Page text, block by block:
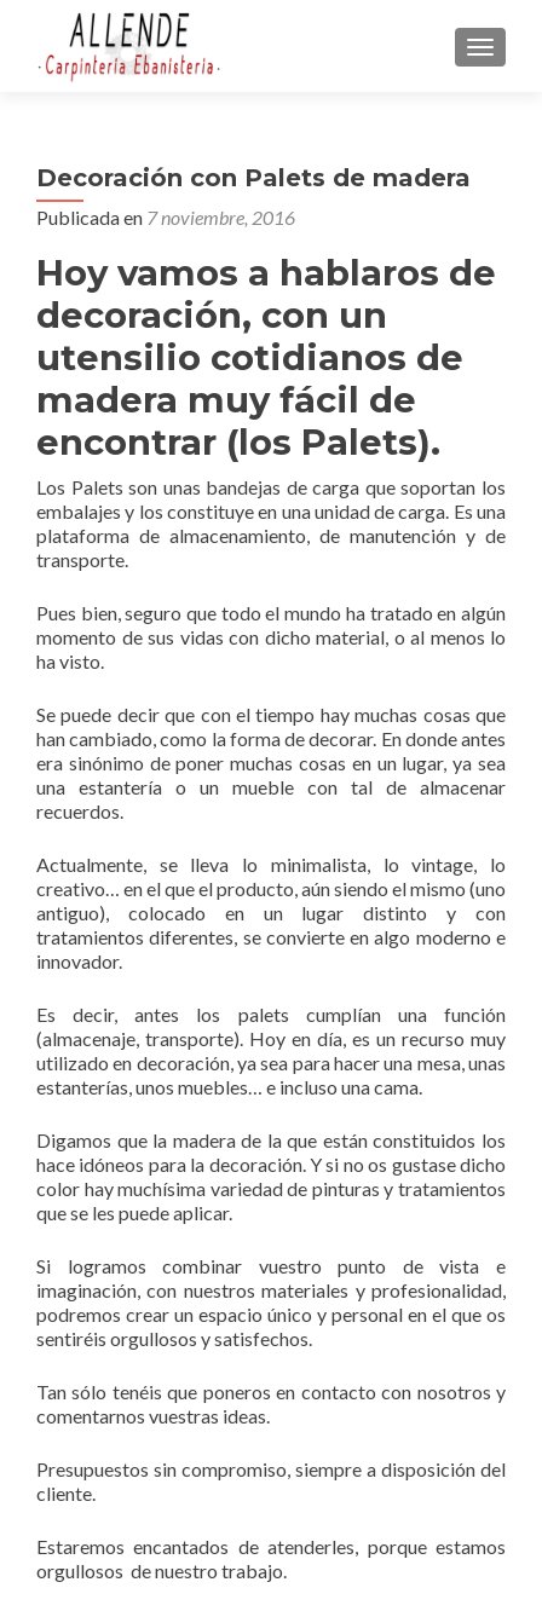
Decoración con Palets de madera
Publicada en 7 noviembre, 2016
Hoy vamos a hablaros de
decoración, con un
utensilio cotidianos de
madera muy fácil de
encontrar (los Palets).
Los Palets son unas bandejas de carga que soportan los
embalajes y los constituye en una unidad de carga. Es una
plataforma de almacenamiento, de manutención y de
transporte.
Pues bien, seguro que todo el mundo ha tratado en algún
momento de sus vidas con dicho material, o al menos lo
ha visto.
Se puede decir que con el tiempo hay muchas cosas que
han cambiado, como la forma de decorar. En donde antes
era sinónimo de poner muchas cosas en un lugar, ya sea
una estantería o un mueble con tal de almacenar
recuerdos.
Actualmente, se lleva lo minimalista, lo vintage, lo
creativo… en el que el producto, aún siendo el mismo (uno
antiguo), colocado en un lugar distinto y con
tratamientos diferentes, se convierte en algo moderno e
innovador.
Es decir, antes los palets cumplían una función
(almacenaje, transporte). Hoy en día, es un recurso muy
utilizado en decoración, ya sea para hacer una mesa, unas
estanterías, unos muebles… e incluso una cama.
Digamos que la madera de la que están constituidos los
hace idóneos para la decoración. Y si no os gustase dicho
color hay muchísima variedad de pinturas y tratamientos
que se les puede aplicar.
Si logramos combinar vuestro punto de vista e
imaginación, con nuestros materiales y profesionalidad,
podremos crear un espacio único y personal en el que os
sentiréis orgullosos y satisfechos.
Tan sólo tenéis que poneros en contacto con nosotros y
comentarnos vuestras ideas.
Presupuestos sin compromiso, siempre a disposición del
cliente.
Estaremos encantados de atenderles, porque estamos
orgullosos de nuestro trabajo.